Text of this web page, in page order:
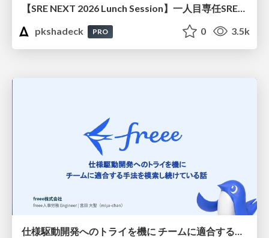
【SRE NEXT 2026 Lunch Session】一人目専任SREの立ち上げを加速する ― AIと進めたオンボーディングで2分を0.04秒にした話
pkshadeck
PRO 0 3.5k
仕様駆動開発へのトライを機に チームに適合する手法を模索し続けている話